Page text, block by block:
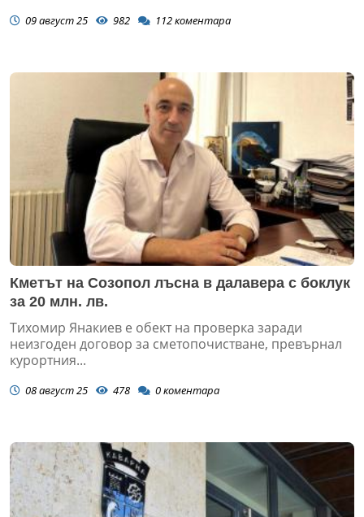
09 август 25 982 112коментара
Кметът на Созопол лъсна в далавера с боклук
за 20 млн. лв.
Тихомир Янакиев е обект на проверка заради
неизгоден договор за сметопочистване, превърнал
курортния...
08 август 25 478 0коментара